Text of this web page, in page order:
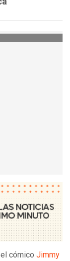
cómico Jimmy